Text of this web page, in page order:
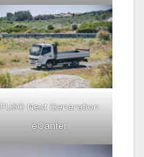
FUSO Next Generation
eCanter